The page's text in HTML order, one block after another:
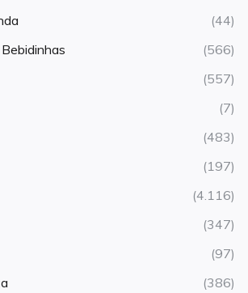
(44)
(566)
(557)
(7)
(483)
(197)
(4.116)
(347)
(97)
(386)